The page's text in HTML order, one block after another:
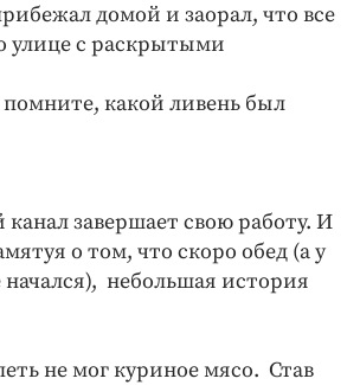
домой и заорал, что все
улице с раскрытыми
помните, какой ливень был
завершает свою работу. И
о том, что скоро обед (а у
начался), небольшая история
не мог куриное мясо. Став